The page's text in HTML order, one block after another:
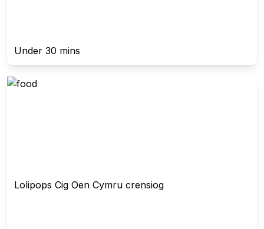
Under 30 mins
Lolipops Cig Oen Cymru crensiog